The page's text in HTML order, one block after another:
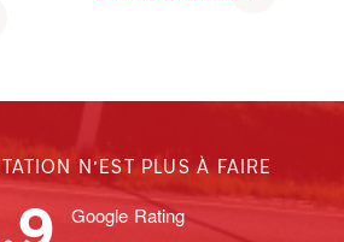
N’EST PLUS À FAIRE
Google Rating